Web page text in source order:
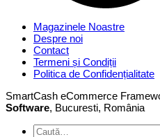
Magazinele Noastre
Despre noi
Contact
Termeni și Condiții
Politica de Confidențialitate
SmartCash eCommerce
Software, Bucuresti, România
Caută